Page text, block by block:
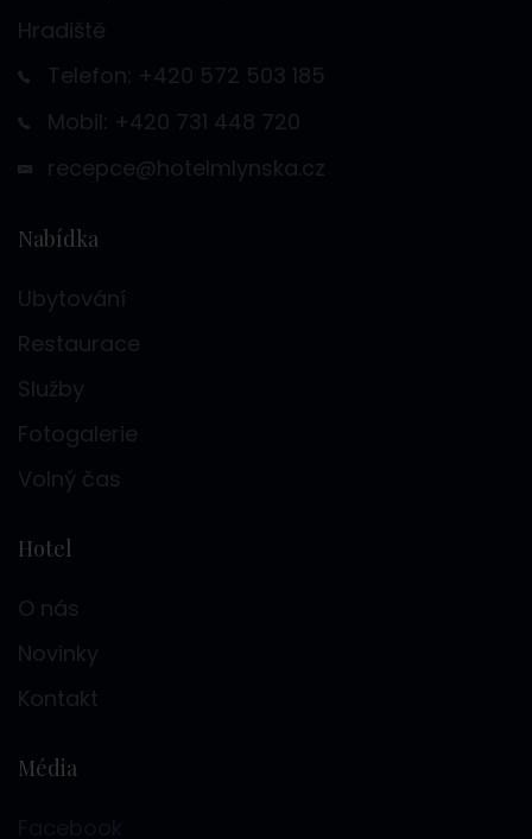
Hradiště
Telefon: +420 572 503 185
Mobil: +420 731 448 720
recepce@hotelmlynska.cz
Nabídka
Ubytování
Restaurace
Služby
Fotogalerie
Volný čas
Hotel
O nás
Novinky
Kontakt
Média
Facebook